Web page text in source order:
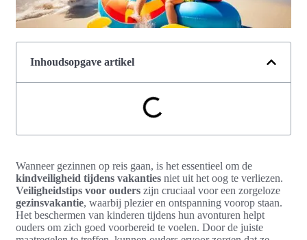
Inhoudsopgave artikel
Wanneer gezinnen op reis gaan, is het essentieel om de
kindveiligheid tijdens vakanties niet uit het oog te verliezen.
Veiligheidstips voor ouders zijn cruciaal voor een zorgeloze
gezinsvakantie, waarbij plezier en ontspanning voorop staan.
Het beschermen van kinderen tijdens hun avonturen helpt
ouders om zich goed voorbereid te voelen. Door de juiste